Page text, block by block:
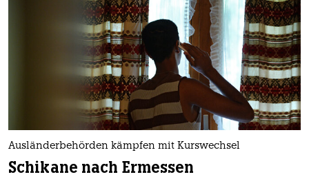
Ausländerbehörden kämpfen mit Kurswechsel
Schikane nach Ermessen